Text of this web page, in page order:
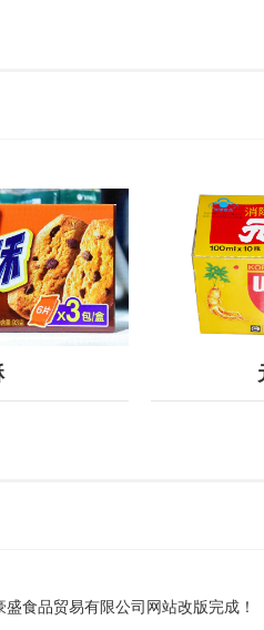
食品贸易有限公司网站改版完成！